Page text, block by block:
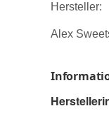
Hersteller:
Alex